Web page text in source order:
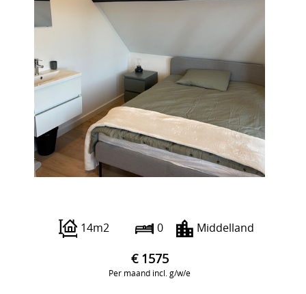
14m2 0 Middelland
€ 1575
Per maand incl. g/w/e